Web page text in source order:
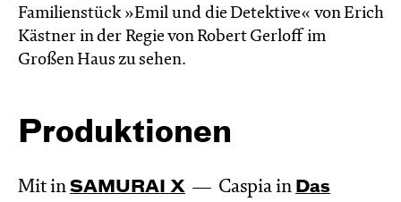
Familienstück »Emil und die Detektive« von Erich
Kästner in der Regie von Robert Gerloff im
Großen Haus zu sehen.
Produktionen
Mit in SAMURAI X Caspia in Das